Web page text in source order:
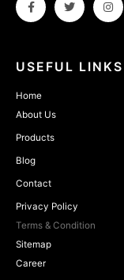
USEFUL LINKS
Home
About Us
Products
Blog
Contact
Privacy Policy
Terms & Condition
Sitemap
Career